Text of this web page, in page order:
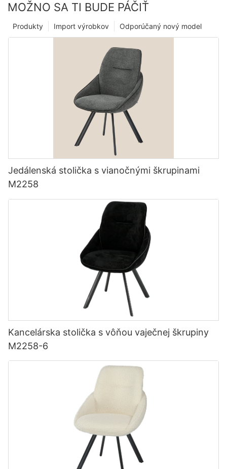
MOŽNO SA TI BUDE PÁČIŤ
Odporúčaný nový model
Import výrobkov
Produkty
Jedálenská stolička s vianočnými škrupinami
M2258
Kancelárska stolička s vôňou vaječnej škrupiny
M2258-6